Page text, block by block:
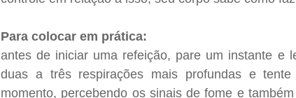
Para colocar em prática:
antes de iniciar uma refeição, pare um instante e
duas a três respirações mais profundas e
momento, percebendo os sinais de fome e